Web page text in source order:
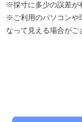
※採寸に多少の誤差が
※ご利用のパソコンや
なって見える場合がご